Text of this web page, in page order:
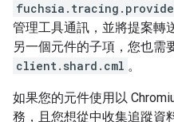
管理工具通訊，並將提案轉
另一個元件的子項，您也需
client.shard.cml 。
如果您的元件使用以
務，且您想從中收集追蹤資